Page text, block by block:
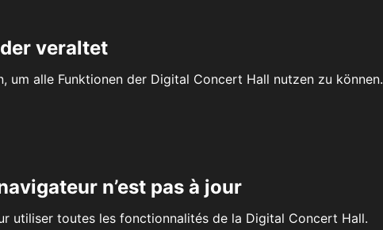
veraltet
um alle Funktionen der Digital Concert Hall nutzen zu können.
n’est pas à jour
utiliser toutes les fonctionnalités de la Digital Concert Hall.